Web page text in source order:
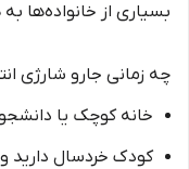
بسیاری از خانواده‌ها
چه زمانی جارو شارژی
خانه کوچک یا
کودک خردسال دارید